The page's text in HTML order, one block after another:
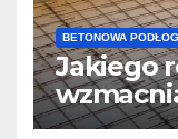
BETONOWA
Jakiego
do